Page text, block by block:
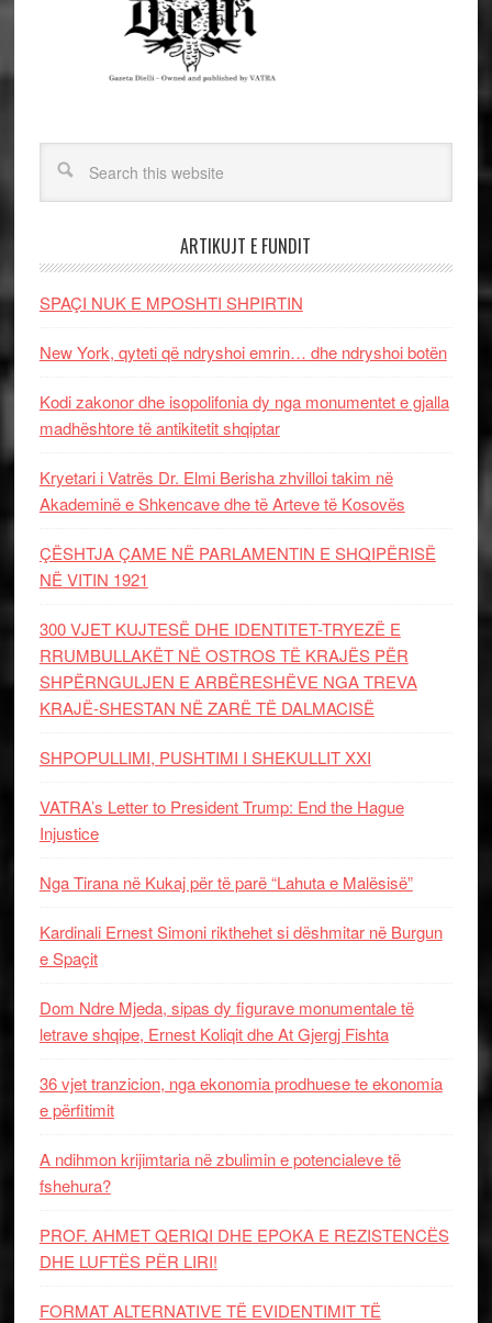
ARTIKUJT E FUNDIT
SPAÇI NUK E MPOSHTI SHPIRTIN
New York, qyteti që ndryshoi emrin… dhe ndryshoi botën
Kodi zakonor dhe isopolifonia dy nga monumentet e gjalla
madhështore të antikitetit shqiptar
Kryetari i Vatrës Dr. Elmi Berisha zhvilloi takim në
Akademinë e Shkencave dhe të Arteve të Kosovës
ÇËSHTJA ÇAME NË PARLAMENTIN E SHQIPËRISË
NË VITIN 1921
300 VJET KUJTESË DHE IDENTITET-TRYEZË E
RRUMBULLAKËT NË OSTROS TË KRAJËS PËR
SHPËRNGULJEN E ARBËRESHËVE NGA TREVA
KRAJË-SHESTAN NË ZARË TË DALMACISË
SHPOPULLIMI, PUSHTIMI I SHEKULLIT XXI
VATRA’s Letter to President Trump: End the Hague
Injustice
Nga Tirana në Kukaj për të parë “Lahuta e Malësisë”
Kardinali Ernest Simoni rikthehet si dëshmitar në Burgun
e Spaçit
Dom Ndre Mjeda, sipas dy figurave monumentale të
letrave shqipe, Ernest Koliqit dhe At Gjergj Fishta
36 vjet tranzicion, nga ekonomia prodhuese te ekonomia
e përfitimit
A ndihmon krijimtaria në zbulimin e potencialeve të
fshehura?
PROF. AHMET QERIQI DHE EPOKA E REZISTENCЁS
DHE LUFTЁS PЁR LIRI!
FORMAT ALTERNATIVE TË EVIDENTIMIT TË